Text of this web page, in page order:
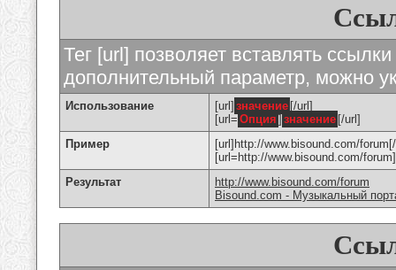
Тег [url] позволяет вставлять
дополнительный параметр, можно
Использование [url] значение [/url]
[url= Опция ] значение [/url]
Пример
[url]http://www.bisound.com/
[url=http://www.bisound.com/
Результат
http://www.bisound.com/forum
Bisound.com - Музыкальный